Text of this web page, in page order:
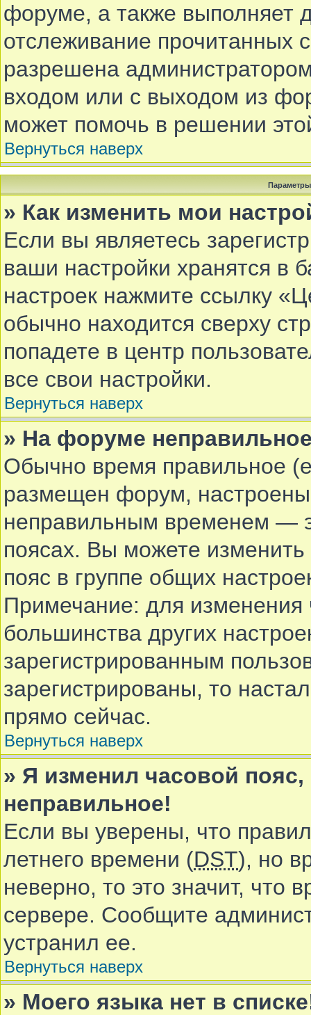
форуме, а также выполняет
отслеживание прочитанных
разрешена
входом или с выходом из
может помочь в решении
Вернуться наверх
Параметры
» Как изменить мои
Если вы являетесь
ваши настройки хранятся в
настроек нажмите ссылку
обычно находится сверху
попадете в центр
все свои настройки.
Вернуться наверх
» На форуме
Обычно время правильное
размещен форум,
неправильным временем —
поясах. Вы можете
пояс в группе общих
Примечание: для изменения
большинства других
зарегистрированным
зарегистрированы, то
прямо сейчас.
Вернуться наверх
» Я изменил часовой
неправильное!
Если вы уверены, что
летнего времени (DST), но
неверно, то это значит, что
сервере. Сообщите
устранил ее.
Вернуться наверх
» Моего языка нет в